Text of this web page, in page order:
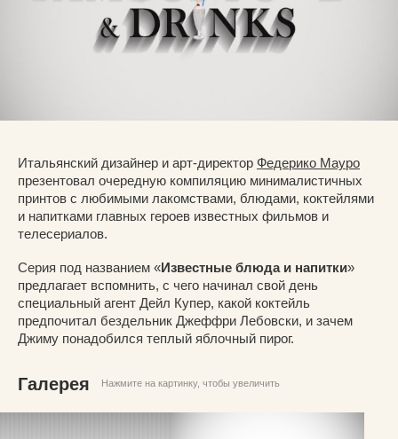
Итальянский дизайнер и арт-директор Федерико Мауро
презентовал очередную компиляцию минималистичных
принтов с любимыми лакомствами, блюдами, коктейлями
и напитками главных героев известных фильмов и
телесериалов.
Серия под названием «Известные блюда и напитки»
предлагает вспомнить, с чего начинал свой день
специальный агент Дейл Купер, какой коктейль
предпочитал бездельник Джеффри Лебовски, и зачем
Джиму понадобился теплый яблочный пирог.
Галерея Нажмите на картинку, чтобы увеличить